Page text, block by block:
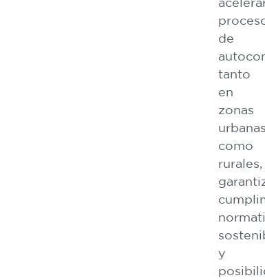
de
tanto
en
zonas
urbanas
como
rurales,
y